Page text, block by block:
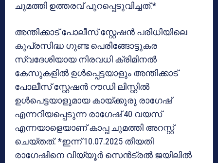
ചുമത്തി ഉത്തരവ് പുറപ്പെടുവിച്ചത്.*
അന്തിക്കാട് പോലീസ് സ്റ്റേഷന്‍ പരിധിയിലെ
കുപ്രസിദ്ധ ഗുണ്ട പെരിങ്ങോട്ടുകര
സ്വദേശിയായ നിരവധി ക്രിമിനൽ
കേസുകളിൽ ഉൾപ്പെട്ടയാളും അന്തിക്കാട്
പോലീസ് സ്റ്റേഷൻ റൗഡി ലിസ്റ്റിൽ
ഉൾപെട്ടയാളുമായ കായ്‌ക്കുരു രാഗേഷ്
എന്നറിയപ്പെടുന്ന രാഗേഷ് 40 വയസ്
എന്നയാളെയാണ് കാപ്പ ചുമത്തി അറസ്റ്റ്
ചെയ്തത്. *ഇന്ന് 10.07.2025 തീയതി
രാഗേഷിനെ വിയ്യൂർ സെൻട്രൽ ജയിലിൽ